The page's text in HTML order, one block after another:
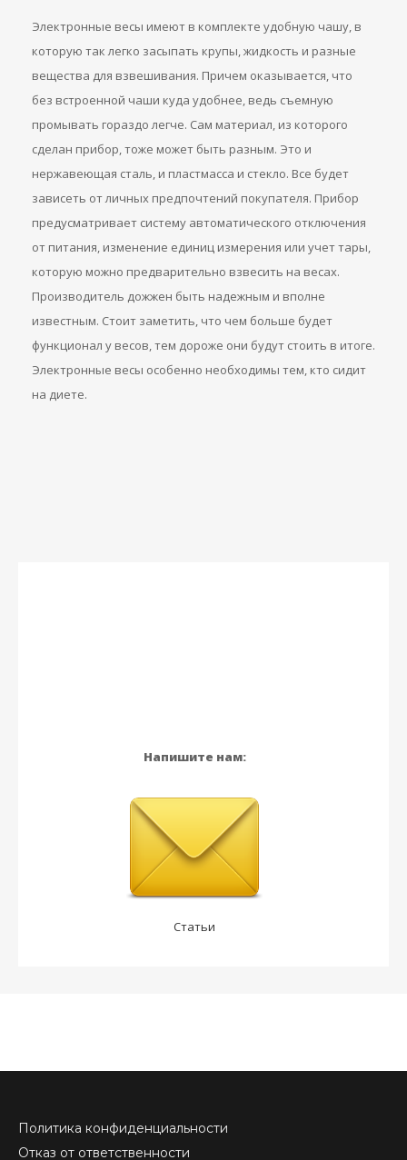
Электронные весы имеют в комплекте удобную чашу, в
которую так легко засыпать крупы, жидкость и разные
вещества для взвешивания. Причем оказывается, что
без встроенной чаши куда удобнее, ведь съемную
промывать гораздо легче. Сам материал, из которого
сделан прибор, тоже может быть разным. Это и
нержавеющая сталь, и пластмасса и стекло. Все будет
зависеть от личных предпочтений покупателя. Прибор
предусматривает систему автоматического отключения
от питания, изменение единиц измерения или учет тары,
которую можно предварительно взвесить на весах.
Производитель дожжен быть надежным и вполне
известным. Стоит заметить, что чем больше будет
функционал у весов, тем дороже они будут стоить в итоге.
Электронные весы особенно необходимы тем, кто сидит
на диете.
Напишите нам:
Статьи
Политика конфиденциальности
Отказ от ответственности